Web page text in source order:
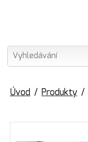
Úvod Produkty